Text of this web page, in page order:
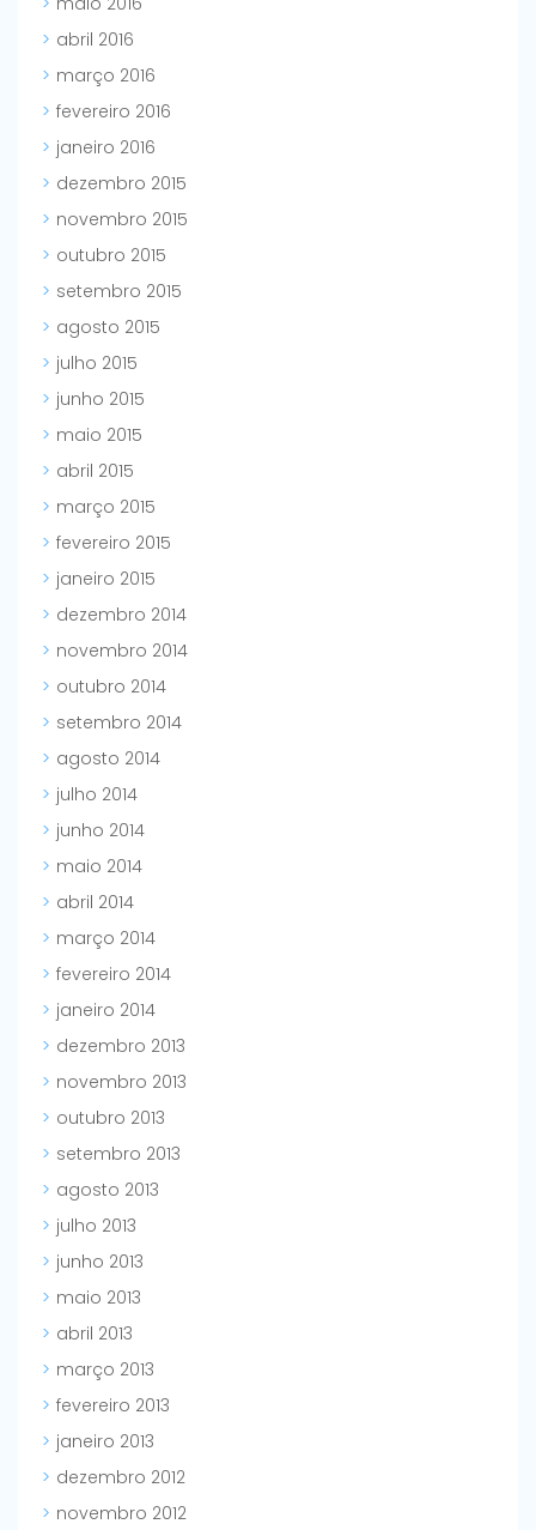
abril 2016
março 2016
fevereiro 2016
janeiro 2016
dezembro 2015
novembro 2015
outubro 2015
setembro 2015
agosto 2015
julho 2015
junho 2015
maio 2015
abril 2015
março 2015
fevereiro 2015
janeiro 2015
dezembro 2014
novembro 2014
outubro 2014
setembro 2014
agosto 2014
julho 2014
junho 2014
maio 2014
abril 2014
março 2014
fevereiro 2014
janeiro 2014
dezembro 2013
novembro 2013
outubro 2013
setembro 2013
agosto 2013
julho 2013
junho 2013
maio 2013
abril 2013
março 2013
fevereiro 2013
janeiro 2013
dezembro 2012
novembro 2012